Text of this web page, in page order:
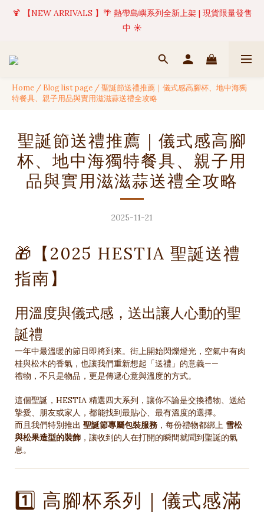
✦ 美好值得等待 | 現貨商品將於訂單成立後1-5個工作天內(不含例
假日)完成出貨 🚚
🍹 【NEW ARRIVALS 】🌴 熱帶島嶼系列全新上架 | 現貨限量發售
中 ☀️
✦ 美好值得等待 | 現貨商品將於訂單成立後1-5個工作天內(不含例
Home / Blog list page /聖誕節送禮推薦｜儀式感高腳杯、地中海獨
特餐具、親子用品與實用滋滋蒜送禮全攻略
聖誕節送禮推薦｜儀式感高腳
杯、地中海獨特餐具、親子用
品與實用滋滋蒜送禮全攻略
2025-11-21
🎁【2025 HESTIA 聖誕送禮
指南】
用溫度與儀式感，送出讓人心動的聖
誕禮
一年中最溫暖的節日即將到來。街上開始閃爍燈光，空氣中有肉
桂與松木的香氣，也讓我們重新想起「送禮」的意義——
禮物，不只是物品，更是傳遞心意與溫度的方式。
這個聖誕，HESTIA 精選四大系列，讓你不論是交換禮物、送給
摯愛、朋友或家人，都能找到最貼心、最有溫度的選擇。
而且我們特別推出 聖誕節專屬包裝服務 ，每份禮物都綁上 雪松
與松果造型的裝飾 ，讓收到的人在打開的瞬間就聞到聖誕的氣
息。
1️⃣ 高腳杯系列｜儀式感滿